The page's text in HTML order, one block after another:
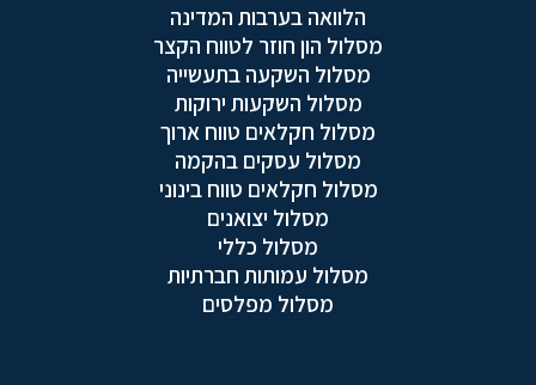
הלוואה בערבות המדינה
מסלול הון חוזר לטווח הקצר
מסלול השקעה בתעשייה
מסלול השקעות ירוקות
מסלול חקלאים טווח ארוך
מסלול עסקים בהקמה
מסלול חקלאים טווח בינוני
מסלול יצואנים
מסלול כללי
מסלול עמותות חברתיות
מסלול מפלסים